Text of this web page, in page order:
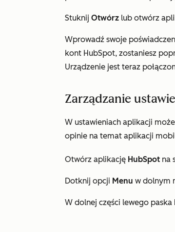
Stuknij Otwórz lub otwórz
Wprowadź swoje
kont HubSpot, zostaniesz
Urządzenie jest teraz
Zarządzanie
W ustawieniach aplikacji
opinie na temat aplikacji
Otwórz aplikację HubSpot na
Dotknij opcji Menu w dolnym
W dolnej części lewego